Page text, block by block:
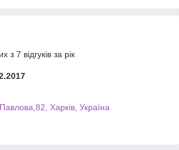
з 7 відгуків за рік
Харків, Україна